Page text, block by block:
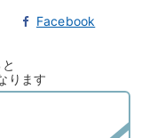
Facebook
ります